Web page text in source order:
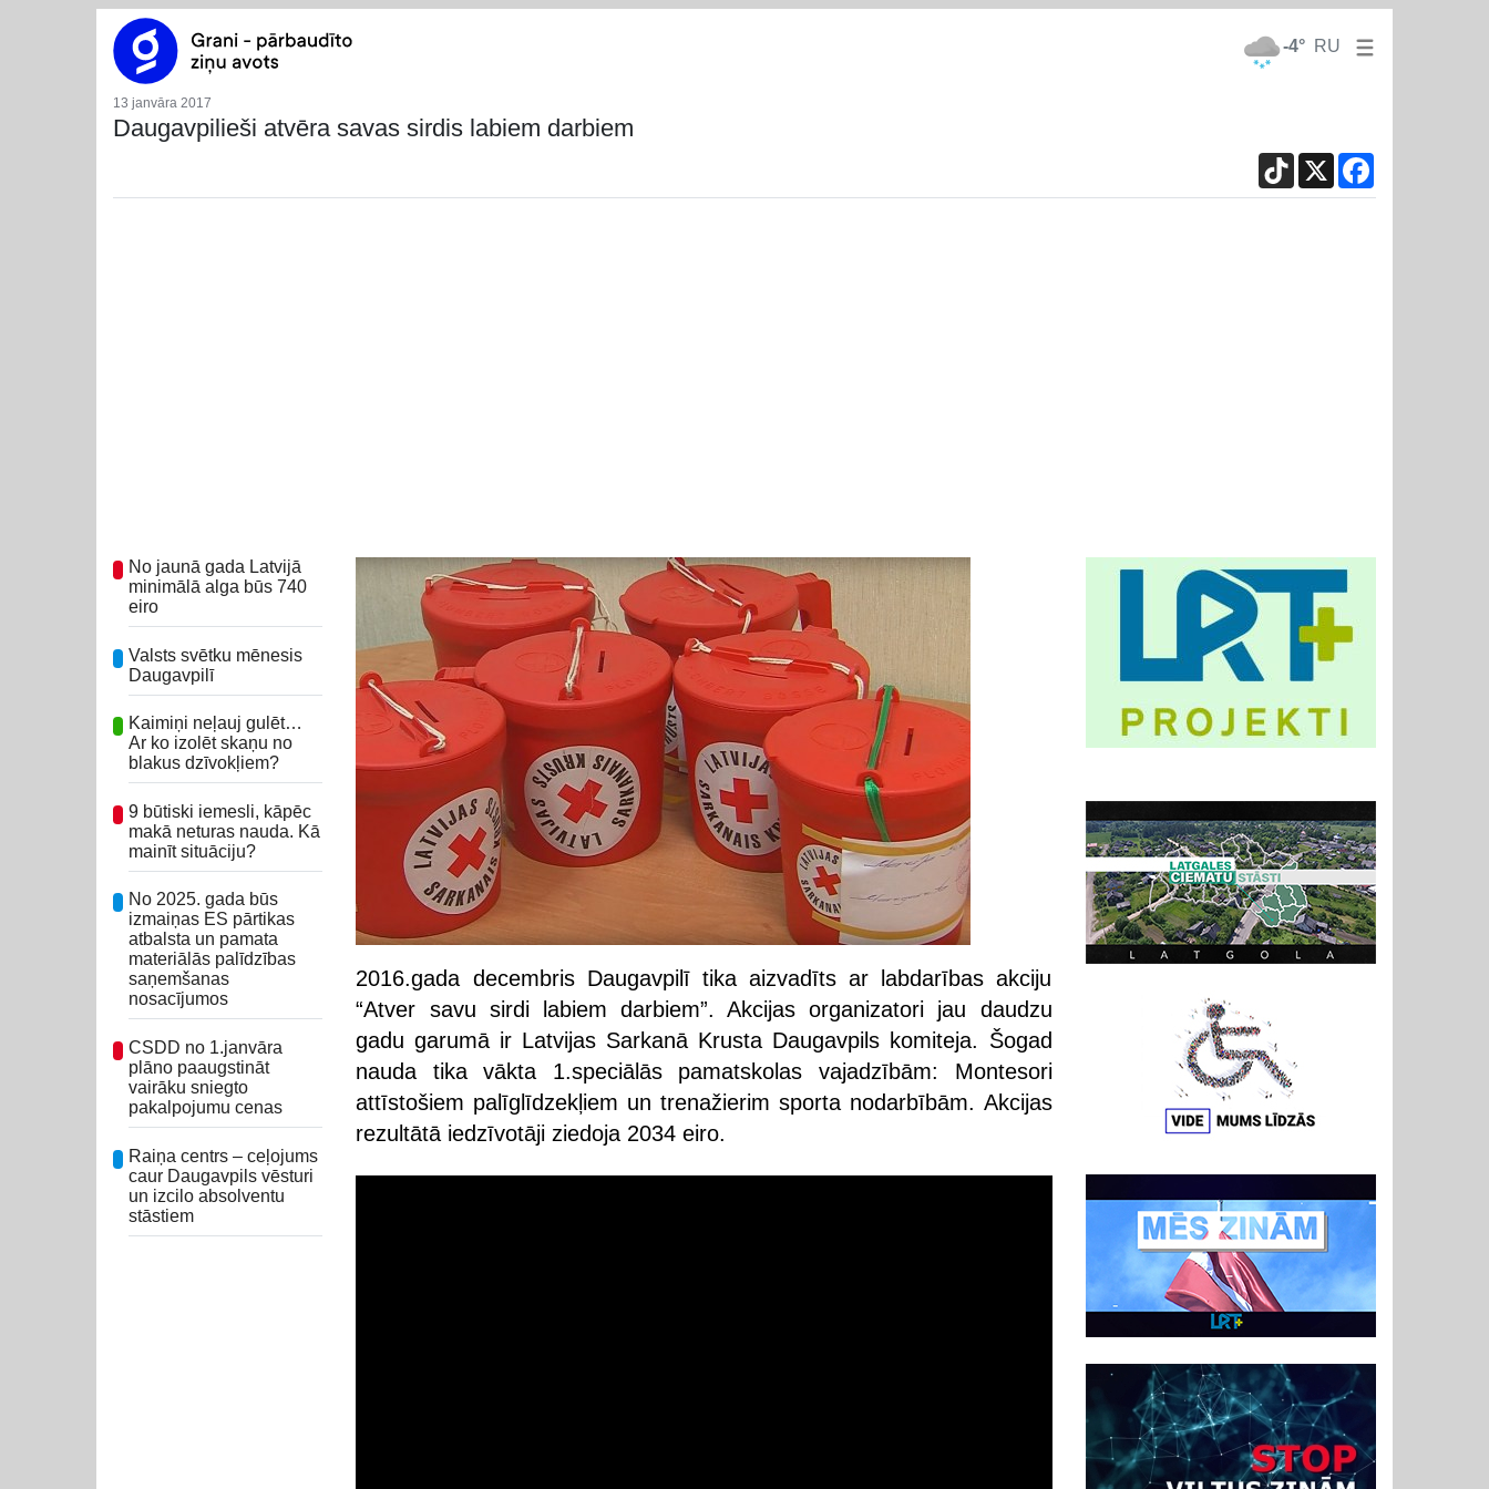
-4° RU
13 janvāra 2017
Daugavpilieši atvēra savas sirdis labiem darbiem
TikTok
X
No jaunā gada Latvijā
minimālā alga būs 740
eiro
Valsts svētku mēnesis
Daugavpilī
Kaimiņi neļauj gulēt…
Ar ko izolēt skaņu no
blakus dzīvokļiem?
9 būtiski iemesli, kāpēc
makā neturas nauda. Kā
mainīt situāciju?
No 2025. gada būs
izmaiņas ES pārtikas
atbalsta un pamata
materiālās palīdzības
saņemšanas
nosacījumos
CSDD no 1.janvāra
plāno paaugstināt
vairāku sniegto
pakalpojumu cenas
Raiņa centrs – ceļojums
caur Daugavpils vēsturi
un izcilo absolventu
stāstiem
2016.gada decembris Daugavpilī tika aizvadīts ar labdarības akciju
“Atver savu sirdi labiem darbiem”. Akcijas organizatori jau daudzu
gadu garumā ir Latvijas Sarkanā Krusta Daugavpils komiteja. Šogad
nauda tika vākta 1.speciālās pamatskolas vajadzībām: Montesori
attīstošiem palīglīdzekļiem un trenažierim sporta nodarbībām. Akcijas
rezultātā iedzīvotāji ziedoja 2034 eiro.